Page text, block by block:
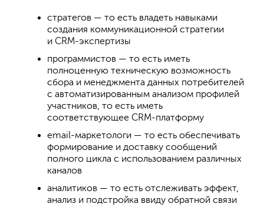
стратегов — то есть владеть навыками
создания коммуникационной стратегии
и CRM-экспертизы
программистов — то есть иметь
полноценную техническую возможность
сбора и менеджмента данных потребителей
с автоматизированным анализом профилей
участников, то есть иметь
соответствующее CRM-платформу
email-маркетологи — то есть обеспечивать
формирование и доставку сообщений
полного цикла с использованием различных
каналов
аналитиков — то есть отслеживать эффект,
анализ и подстройка ввиду обратной связи